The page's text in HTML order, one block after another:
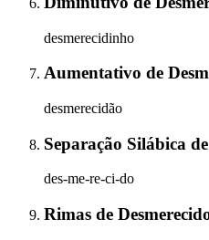
desmerecidinho
Aumentativo de
desmerecidão
Separação Silábica de
des-me-re-ci-do
Rimas de